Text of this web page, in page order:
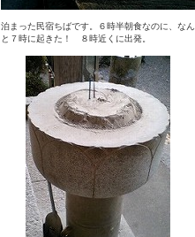
泊まった民宿ちばです。６時半朝食なのに、なん
と７時に起きた！ ８時近くに出発。